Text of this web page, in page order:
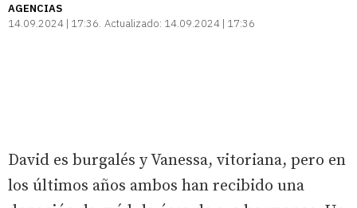
AGENCIAS
14.09.2024 | 17:36 Actualizado: 14.09.2024 | 17:36
David es burgalés y Vanessa, vitoriana, pero en
los últimos años ambos han recibido una